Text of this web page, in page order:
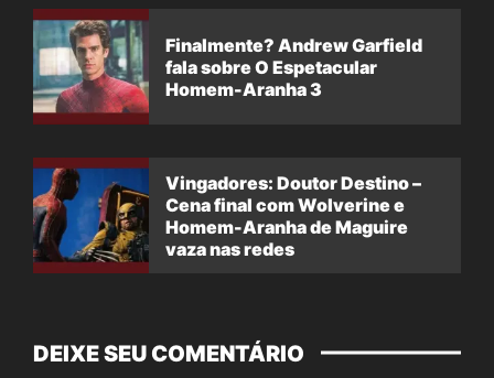
Finalmente? Andrew Garfield
fala sobre O Espetacular
Homem-Aranha 3
Vingadores: Doutor Destino –
Cena final com Wolverine e
Homem-Aranha de Maguire
vaza nas redes
DEIXE SEU COMENTÁRIO